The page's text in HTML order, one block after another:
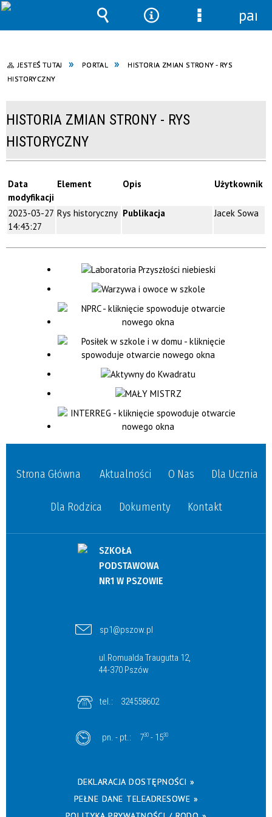
JESTEŚ TUTAJ PORTAL
HISTORIA ZMIAN STRONY - RYS
HISTORYCZNY
HISTORIA ZMIAN STRONY - RYS
HISTORYCZNY
Data
modyfikacji
Element Opis Użytkownik
2023-03-27
14:43:27
Rys historyczny Publikacja Jacek Sowa
Strona Główna Aktualności O Nas Dla Ucznia
Dla Rodzica Dokumenty Kontakt
SZKOŁA
PODSTAWOWA
NR1 W PSZOWIE
sp1@pszow.pl
ul.Romualda Traugutta 12,
44-370 Pszów
tel.: 324558602
pn. - pt.: 730 - 1530
DEKLARACJA DOSTĘPNOŚCI »
PEŁNE DANE TELEADRESOWE »
Wyszukiwarka
NarzędziaMenu